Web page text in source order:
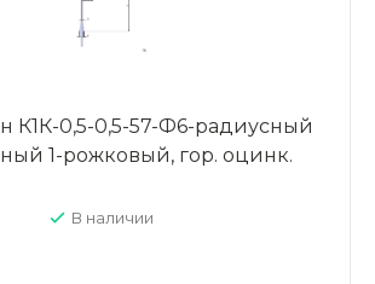
К1К-0,5-0,5-57-Ф6-радиусный
1-рожковый, гор. оцинк.
В наличии